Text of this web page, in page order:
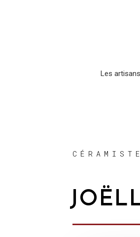
Les artisans
CÉRAMISTE